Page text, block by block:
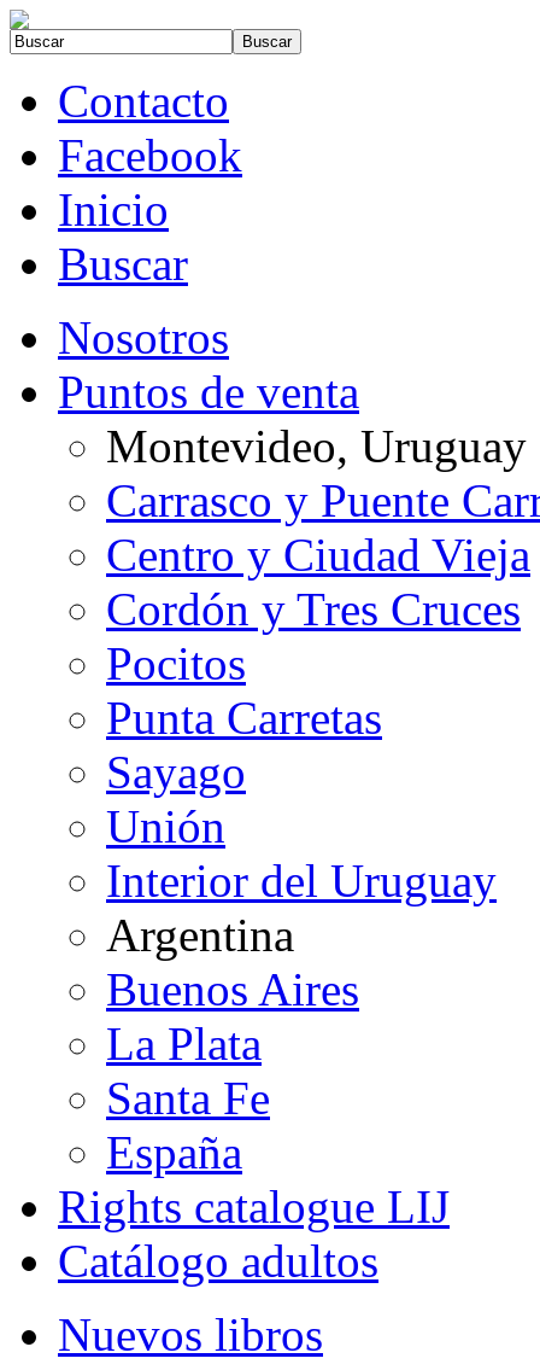
Contacto
Facebook
Inicio
Buscar
Nosotros
Puntos de venta
Montevideo, Uruguay
Carrasco y Puente
Centro y Ciudad Vieja
Cordón y Tres Cruces
Pocitos
Punta Carretas
Sayago
Unión
Interior del Uruguay
Argentina
Buenos Aires
La Plata
Santa Fe
España
Rights catalogue LIJ
Catálogo adultos
Nuevos libros